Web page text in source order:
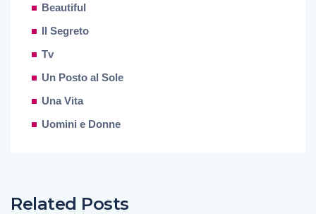
Beautiful
Il Segreto
Tv
Un Posto al Sole
Una Vita
Uomini e Donne
Related Posts